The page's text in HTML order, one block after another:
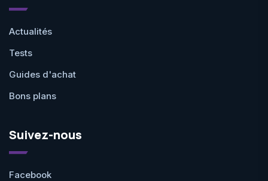
Actualités
Tests
Guides d'achat
Bons plans
Suivez-nous
Facebook